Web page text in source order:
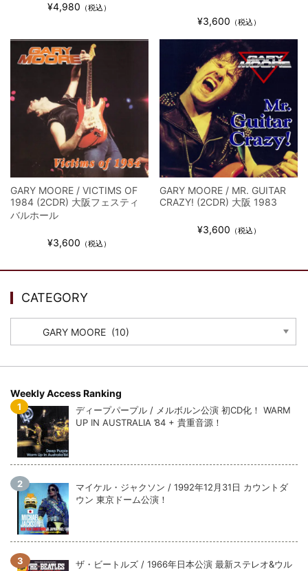
¥4,980 （税込）
¥3,600 （税込）
GARY MOORE / VICTIMS OF
1984 (2CDR) 大阪フェスティ
バルホール
¥3,600 （税込）
GARY MOORE / MR. GUITAR
CRAZY! (2CDR) 大阪 1983
¥3,600 （税込）
CATEGORY
Weekly Access Ranking
ディープパープル / メルボルン公演 初CD化！ WARM
UP IN AUSTRALIA ’84 + 貴重音源！
マイケル・ジャクソン / 1992年12月31日 カウントダ
ウン 東京ドーム公演！
ザ・ビートルズ / 1966年日本公演 最新ステレオ&ウル